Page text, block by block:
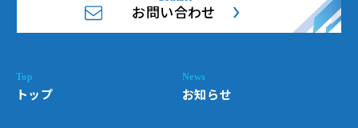
お問い合わせ
トップ お知らせ